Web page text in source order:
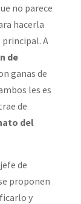
no parece
hacerla
principal. A
de
ganas de
les es
de
del
de
proponen
y